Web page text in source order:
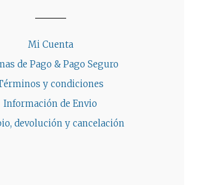
Mi Cuenta
de Pago & Pago Seguro
y condiciones
Información de Envio
devolución y cancelación